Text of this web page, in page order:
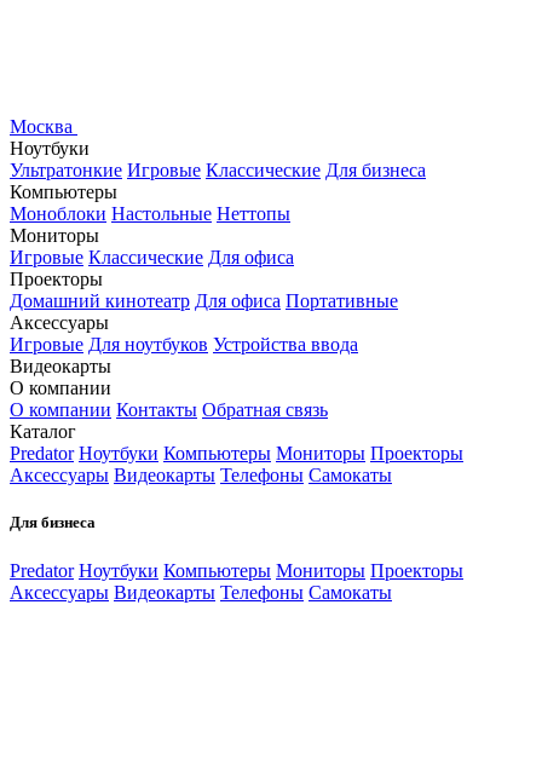
Москва
Ноутбуки
Ультратонкие Игровые Классические Для бизнеса
Компьютеры
Моноблоки Настольные Неттопы
Мониторы
Игровые Классические Для офиса
Проекторы
Домашний кинотеатр Для офиса Портативные
Аксессуары
Игровые Для ноутбуков Устройства ввода
Видеокарты
О компании
О компании Контакты Обратная связь
Каталог
Predator Ноутбуки Компьютеры Мониторы Проекторы
Аксессуары Видеокарты Телефоны Самокаты
Для бизнеса
Predator Ноутбуки Компьютеры Мониторы Проекторы
Аксессуары Видеокарты Телефоны Самокаты